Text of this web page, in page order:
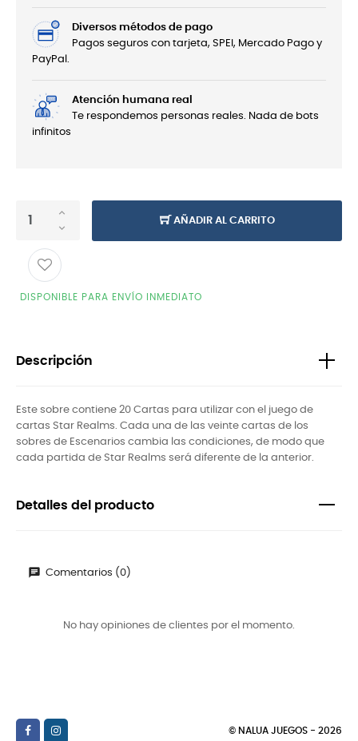
Diversos métodos de pago
Pagos seguros con tarjeta, SPEI, Mercado Pago y
PayPal.
Atención humana real
Te respondemos personas reales. Nada de bots
infinitos
AÑADIR AL CARRITO
DISPONIBLE PARA ENVÍO INMEDIATO
Descripción
Este sobre contiene 20 Cartas para utilizar con el juego de
cartas Star Realms. Cada una de las veinte cartas de los
sobres de Escenarios cambia las condiciones, de modo que
cada partida de Star Realms será diferente de la anterior.
Detalles del producto
Comentarios (0)
No hay opiniones de clientes por el momento.
© NALUA JUEGOS - 2026